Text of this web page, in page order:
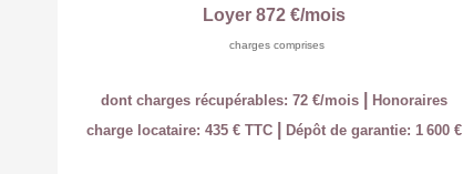
Loyer 872 €/mois
charges comprises
dont charges récupérables: 72 €/mois
Honoraires
charge locataire: 435 € TTC
Dépôt de garantie: 1 600 €